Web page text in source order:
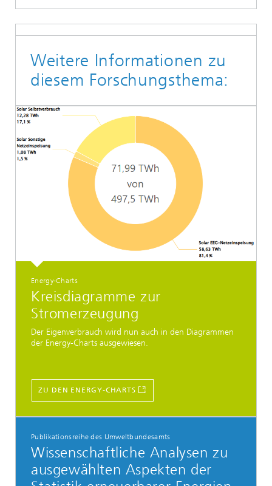
Weitere Informationen zu
diesem Forschungsthema:
Energy-Charts
Kreisdiagramme zur
Stromerzeugung
Der Eigenverbrauch wird nun auch in den Diagrammen
der Energy-Charts ausgewiesen.
ZU DEN ENERGY-CHARTS
Publikationsreihe des Umweltbundesamts
Wissenschaftliche Analysen zu
ausgewählten Aspekten der